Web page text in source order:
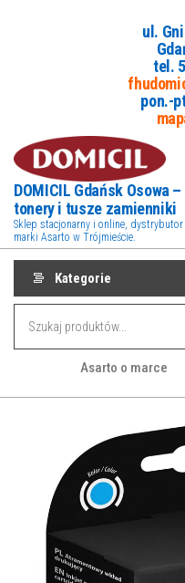
ul.
tel. 5
pon.-
DOMICIL Gdańsk Osowa –
tonery i tusze zamienniki
Sklep stacjonarny i online, dystrybutor
marki Asarto w Trójmieście.
Kategorie
Asarto o marce